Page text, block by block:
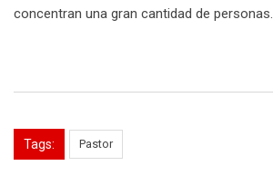
concentran una gran cantidad de personas.
Tags: Pastor